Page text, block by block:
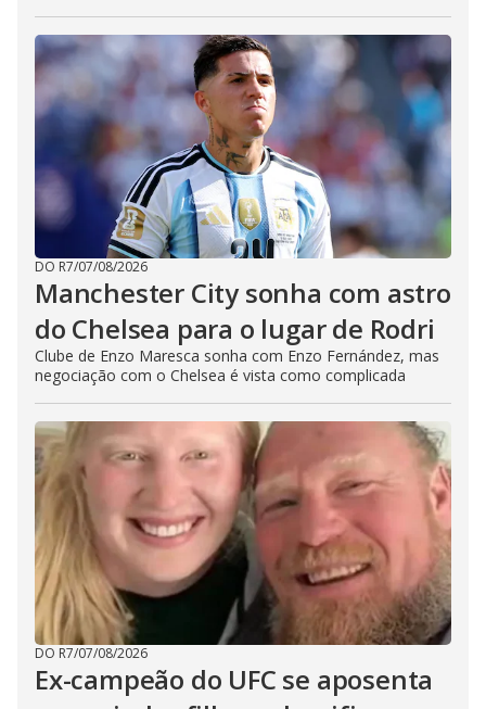
DO R7/07/08/2026
Manchester City sonha com astro
do Chelsea para o lugar de Rodri
Clube de Enzo Maresca sonha com Enzo Fernández, mas
negociação com o Chelsea é vista como complicada
DO R7/07/08/2026
Ex-campeão do UFC se aposenta